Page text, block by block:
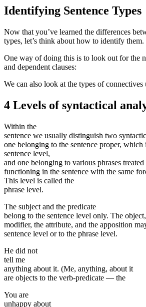
Identifying Sentence Types
Now that you’ve learned the differences
types, let’s think about how to identify them.
One way of doing this is to look out for the
and dependent clauses:
We can also look at the types of connectives
4 Levels of syntactical
Within the
sentence we usually distinguish two
one belonging to the sentence proper, which
sentence level,
and one belonging to various phrases
functioning in the sentence with the same
This level is called the
phrase level.
The subject and the predicate
belong to the sentence level only. The
modifier, the attribute, and the apposition
sentence level or to the phrase level.
He did not
tell me
anything about it. (Me, anything, about it
are objects to the verb-predicate — the
You are
unhappy about